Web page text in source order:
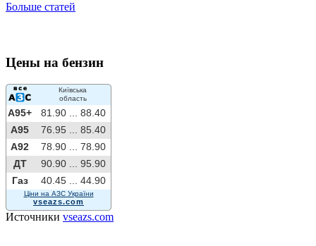
Больше статей
Цены на бензин
Київська
область
A95+ 81.90 ...
88.40
A95
76.95 ...
85.40
A92
78.90 ...
78.90
ДТ
90.90 ...
95.90
Газ
40.45 ... 44.90
Ціни на АЗС України
vseazs.com
Источники vseazs.com